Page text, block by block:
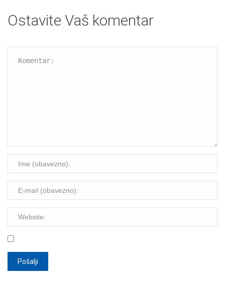
Ostavite Vaš komentar